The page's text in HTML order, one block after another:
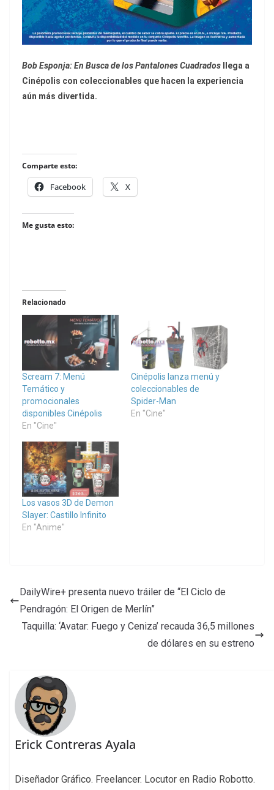
Bob Esponja: En Busca de los Pantalones Cuadrados llega a
Cinépolis con coleccionables que hacen la experiencia
aún más divertida.
Comparte esto:
Facebook X
Me gusta esto:
Relacionado
Scream 7: Menú
Temático y
promocionales
disponibles Cinépolis
En "Cine"
Cinépolis lanza menú y
coleccionables de
Spider-Man
En "Cine"
Los vasos 3D de Demon
Slayer: Castillo Infinito
En "Anime"
DailyWire+ presenta nuevo tráiler de “El Ciclo de
Pendragón: El Origen de Merlín”
Taquilla: ‘Avatar: Fuego y Ceniza’ recauda 36,5 millones
de dólares en su estreno
Erick Contreras Ayala
Diseñador Gráfico. Freelancer. Locutor en Radio Robotto.